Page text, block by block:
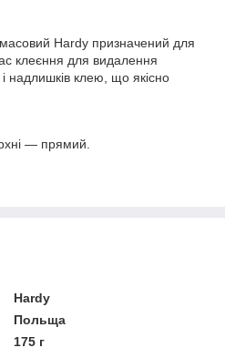
Hardy призначений для
клеєння для видалення
надлишків клею, що якісно
— прямий.
Hardy
Польща
175 г